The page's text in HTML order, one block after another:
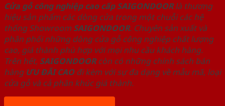
Cửa gỗ công nghiệp cao cấp SAIGONDOORlà thương
hiệu sản phẩm các dòng cửa trong một chuỗi các hệ
thống Showroom SAIGONDOOR. Chuyên sản xuất và
phân phối những dòng cửa gỗ công nghiệp chất lượng
cao, giá thành phù hợp với mọi nhu cầu khách hàng.
Trên hết, SAIGONDOORcòn có những chính sách bán
hàng ƯU ĐÃI CAOđi kèm với sự đa dạng về mẫu mã, loại
cửa gỗ và cả phân khúc giá thành.